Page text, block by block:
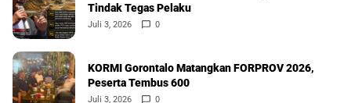
Tindak Tegas Pelaku
Juli 3, 2026 0
KORMI Gorontalo Matangkan FORPROV 2026,
Peserta Tembus 600
Juli 3, 2026 0